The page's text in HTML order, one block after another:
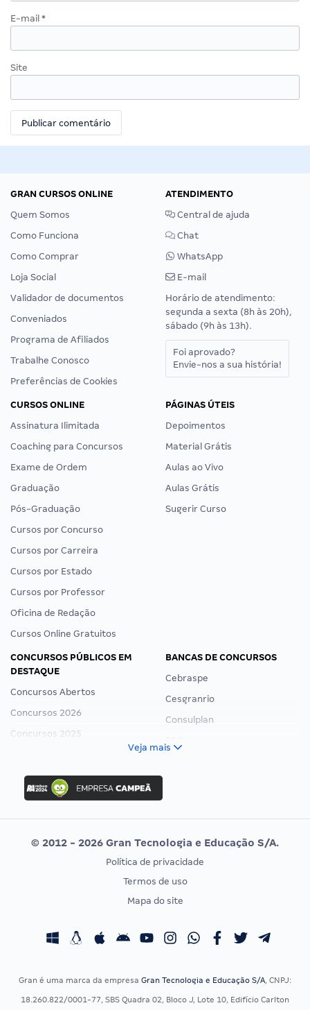
E-mail *
Site
GRAN CURSOS ONLINE
Quem Somos
Como Funciona
Como Comprar
Loja Social
Validador de documentos
Conveniados
Programa de Afiliados
Trabalhe Conosco
Preferências de Cookies
ATENDIMENTO
Central de ajuda
Chat
WhatsApp
E-mail
Horário de atendimento:
segunda a sexta (8h às 20h),
sábado (9h às 13h).
Foi aprovado?
Envie-nos a sua história!
CURSOS ONLINE
Assinatura Ilimitada
Coaching para Concursos
Exame de Ordem
Graduação
Pós-Graduação
Cursos por Concurso
Cursos por Carreira
Cursos por Estado
Cursos por Professor
Oficina de Redação
Cursos Online Gratuitos
PÁGINAS ÚTEIS
Depoimentos
Material Grátis
Aulas ao Vivo
Aulas Grátis
Sugerir Curso
CONCURSOS PÚBLICOS EM
DESTAQUE
Concursos Abertos
Concursos 2026
Concursos 2025
Concurso Ibama
Concurso MPU
Editais publicados
BANCAS DE CONCURSOS
Cebraspe
Cesgranrio
Consulplan
Vunesp
CONCURSOS POR PROFISSÃO
Concursos Fiscais
EXAME DE ORDEM
Calendário OAB
Veja mais
© 2012 - 2026 Gran Tecnologia e Educação S/A.
Política de privacidade
Termos de uso
Mapa do site
Gran é uma marca da empresa Gran Tecnologia e Educação S/A, CNPJ:
18.260.822/0001-77, SBS Quadra 02, Bloco J, Lote 10, Edifício Carlton